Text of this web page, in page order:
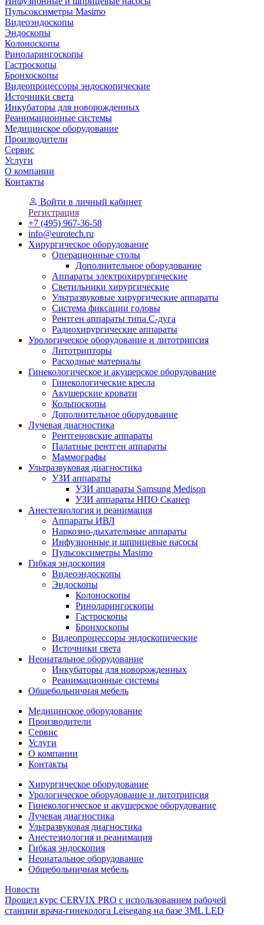
Пульсоксиметры Masimo
Видеоэндоскопы
Эндоскопы
Колоноскопы
Риноларингоскопы
Гастроскопы
Бронхоскопы
Видеопроцессоры эндоскопические
Источники света
Инкубаторы для новорожденных
Реанимационные системы
Медицинское оборудование
Производители
Сервис
Услуги
О компании
Контакты
Войти в личный кабинет
Регистрация
+7 (495) 967-36-58
info@eurotech.ru
Хирургическое оборудование
Операционные столы
Дополнительное оборудование
Аппараты электрохирургические
Светильники хирургические
Ультразвуковые хирургические аппараты
Система фиксации головы
Рентген аппараты типа С-дуга
Радиохирургические аппараты
Урологическое оборудование и литотрипсия
Литотрипторы
Расходные материалы
Гинекологическое и акушерское оборудование
Гинекологические кресла
Акушерские кровати
Кольпоскопы
Дополнительное оборудование
Лучевая диагностика
Рентгеновские аппараты
Палатные рентген аппараты
Маммографы
Ультразвуковая диагностика
УЗИ аппараты
УЗИ аппараты Samsung Medison
УЗИ аппараты НПО Сканер
Анестезиология и реанимация
Аппараты ИВЛ
Наркозно-дыхательные аппараты
Инфузионные и шприцевые насосы
Пульсоксиметры Masimo
Гибкая эндоскопия
Видеоэндоскопы
Эндоскопы
Колоноскопы
Риноларингоскопы
Гастроскопы
Бронхоскопы
Видеопроцессоры эндоскопические
Источники света
Неонатальное оборудование
Инкубаторы для новорожденных
Реанимационные системы
Общебольничная мебель
Медицинское оборудование
Производители
Сервис
Услуги
О компании
Контакты
Хирургическое оборудование
Урологическое оборудование и литотрипсия
Гинекологическое и акушерское оборудование
Лучевая диагностика
Ультразвуковая диагностика
Анестезиология и реанимация
Гибкая эндоскопия
Неонатальное оборудование
Общебольничная мебель
Новости
Прошел курс CERVIX PRO с использованием рабочей
станции врача-гинеколога Leisegang на базе 3ML LED